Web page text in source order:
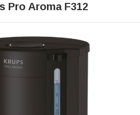
Pro Aroma F312